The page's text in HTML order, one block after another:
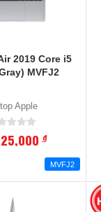
2019 Core i5
MVFJ2
Apple
đ
MVFJ2